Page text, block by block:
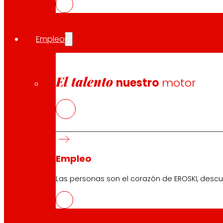
Empleo
El talento nuestro motor
Empleo
Las personas son el corazón de EROSKI,
positiva de resultados, una deuda normalizada, una
Por su parte, la directora Comercial de EROSKI,
así como una importante inversión en tecnología
que guiarán la empresa hasta 2026. Así, ha explicado
una amplia presencia de productos y marcas para
EROSKI por una alimentación saludable y accesible.
En términos de crecimiento, EROSKI ha anticipado la
enseña líder en el norte de España y expandir
Igualmente, ha compartido con los presentes en el
Fernando Pasamón. Managing Partner Consumer
comercial y marketing de AECOC, junto a las
relevancia de la integración de nuevas tecnologías